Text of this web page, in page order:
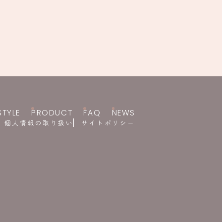
PRODUCT FAQ NEWS
個人情報の取り扱い サイトポリシー